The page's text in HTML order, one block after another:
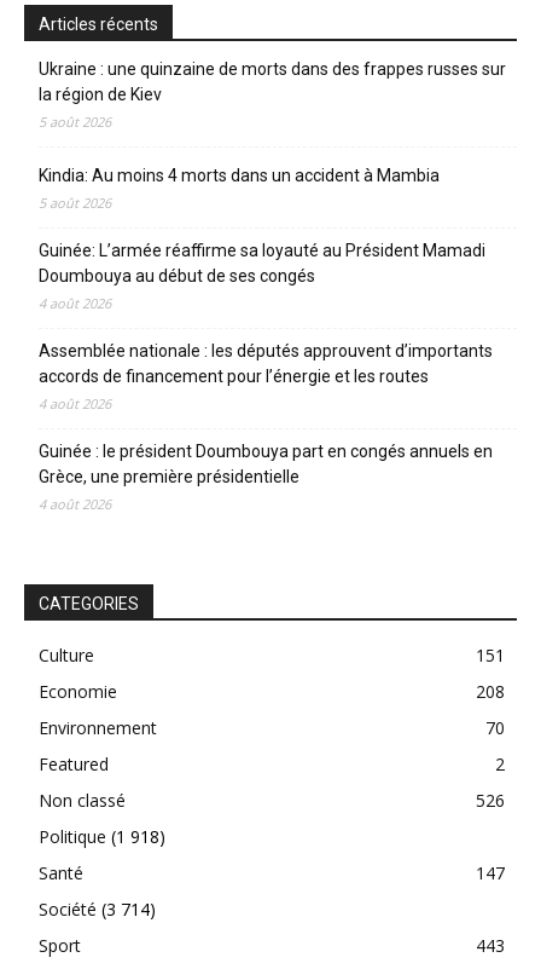
Articles récents
Ukraine : une quinzaine de morts dans des frappes russes sur
la région de Kiev
5 août 2026
Kindia: Au moins 4 morts dans un accident à Mambia
5 août 2026
Guinée: L’armée réaffirme sa loyauté au Président Mamadi
Doumbouya au début de ses congés
4 août 2026
Assemblée nationale : les députés approuvent d’importants
accords de financement pour l’énergie et les routes
4 août 2026
Guinée : le président Doumbouya part en congés annuels en
Grèce, une première présidentielle
4 août 2026
CATEGORIES
Culture
151
Economie
208
Environnement
70
Featured
2
Non classé
526
Politique (1 918)
Santé
147
Société (3 714)
Sport
443